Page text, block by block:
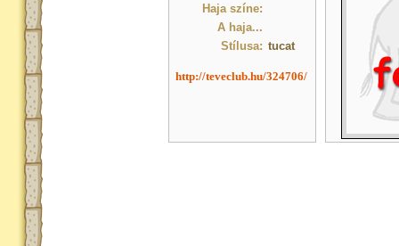
Haja színe:
A haja...
Stílusa: tucat
http://teveclub.hu/324706/